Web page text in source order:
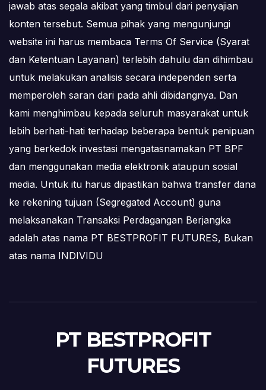
jawab atas segala akibat yang timbul dari penyajian
konten tersebut. Semua pihak yang mengunjungi
website ini harus membaca Terms Of Service (Syarat
dan Ketentuan Layanan) terlebih dahulu dan dihimbau
untuk melakukan analisis secara independen serta
memperoleh saran dari pada ahli dibidangnya. Dan
kami menghimbau kepada seluruh masyarakat untuk
lebih berhati-hati terhadap beberapa bentuk penipuan
yang berkedok investasi mengatasnamakan PT BPF
dan menggunakan media elektronik ataupun sosial
media. Untuk itu harus dipastikan bahwa transfer dana
ke rekening tujuan (Segregated Account) guna
melaksanakan Transaksi Perdagangan Berjangka
adalah atas nama PT BESTPROFIT FUTURES, Bukan
atas nama INDIVIDU
PT BESTPROFIT
FUTURES